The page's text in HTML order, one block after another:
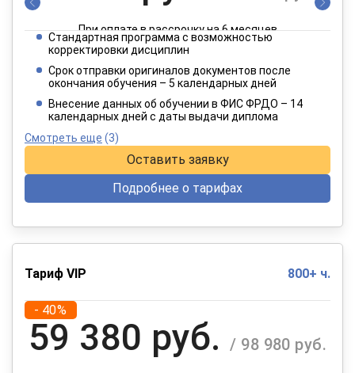
При оплате в рассрочку на 6 месяцев
3 849 руб.
При оплате в рассрочку на 12 месяцев
Стандартная программа с возможностью
корректировки дисциплин
Срок отправки оригиналов документов после
окончания обучения – 5 календарных дней
Внесение данных об обучении в ФИС ФРДО – 14
календарных дней с даты выдачи диплома
Смотреть еще (3)
Оставить заявку
Подробнее о тарифах
Тариф VIP 800+ ч.
- 40%
59 380 руб. / 98 980 руб.